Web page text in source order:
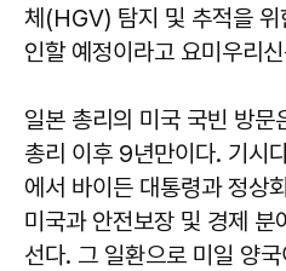
체(HGV) 탐지 및 추적을
인할 예정이라고 요미우리
일본 총리의 미국 국빈 방
총리 이후 9년만이다. 기시
에서 바이든 대통령과 정상
미국과 안전보장 및 경제
선다. 그 일환으로 미일 양